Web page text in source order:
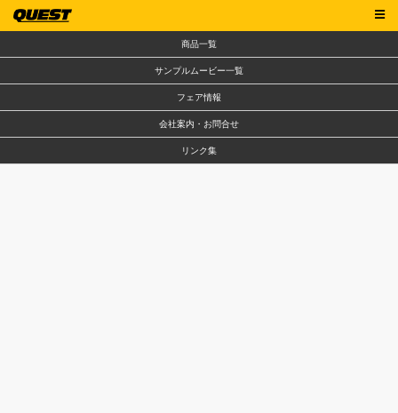
商品一覧
サンプルムービー一覧
フェア情報
会社案内・お問合せ
リンク集